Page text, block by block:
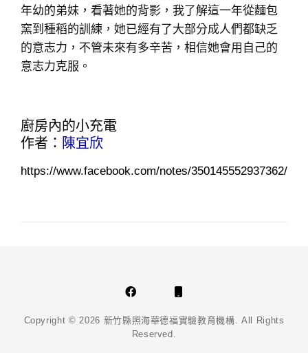
年幼的弟妹，看著她的背影，我了解這一年從麵包
窯到種稻的訓練，她已經有了大部分成人們都缺乏
的意志力，不管未來有多辛苦，相信她會用自己的
意志力克服。
廚房內的小充電
作者： 陳宜欣
https://www.facebook.com/notes/350145552937362/
Facebook
Email
Copyright © 2026 新竹縣照海華德福實驗教育機構. All Rights
Reserved.